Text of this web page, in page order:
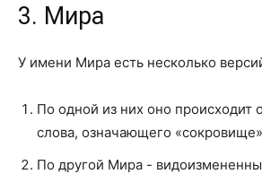
3. Мира
У имени Мира есть несколько
По одной из них оно происходит
слова, означающего
По другой Мира -